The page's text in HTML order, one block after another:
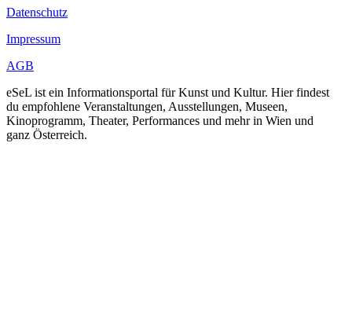
Datenschutz
Impressum
AGB
eSeL ist ein Informationsportal für Kunst und Kultur. Hier findest
du empfohlene Veranstaltungen, Ausstellungen, Museen,
Kinoprogramm, Theater, Performances und mehr in Wien und
ganz Österreich.